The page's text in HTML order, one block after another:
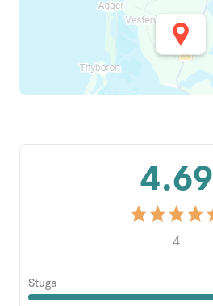
4.69
4
Stuga